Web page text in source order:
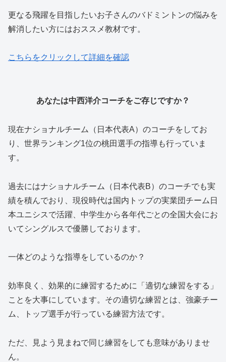
更なる飛躍を目指したいお子さんのバドミントンの悩みを
解消したい方にはおススメ教材です。
こちらをクリックして詳細を確認
あなたは中西洋介コーチをご存じですか？
現在ナショナルチーム（日本代表A）のコーチをしてお
り、世界ランキング1位の桃田選手の指導も行っていま
す。
過去にはナショナルチーム（日本代表B）のコーチでも実
績を積んでおり、現役時代は国内トップの実業団チーム日
本ユニシスで活躍、中学生から各年代ごとの全国大会にお
いてシングルスで優勝しております。
一体どのような指導をしているのか？
効率良く、効果的に練習するために「適切な練習をする」
ことを大事にしています。その適切な練習とは、強豪チー
ム、トップ選手が行っている練習方法です。
ただ、見よう見まねで同じ練習をしても意味がありませ
ん。